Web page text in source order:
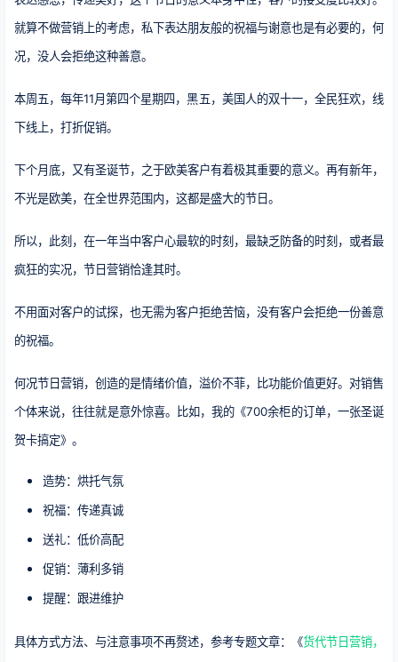
就算不做营销上的考虑，私下表达朋友般的祝福与谢意也是有必要的，何
况，没人会拒绝这种善意。
本周五，每年11月第四个星期四，黑五，美国人的双十一，全民狂欢，线
下线上，打折促销。
下个月底，又有圣诞节，之于欧美客户有着极其重要的意义。再有新年，
不光是欧美，在全世界范围内，这都是盛大的节日。
所以，此刻，在一年当中客户心最软的时刻，最缺乏防备的时刻，或者最
疯狂的实况，节日营销恰逢其时。
不用面对客户的试探，也无需为客户拒绝苦恼，没有客户会拒绝一份善意
的祝福。
何况节日营销，创造的是情绪价值，溢价不菲，比功能价值更好。对销售
个体来说，往往就是意外惊喜。比如，我的《700余柜的订单，一张圣诞
贺卡搞定》。
造势：烘托气氛
祝福：传递真诚
送礼：低价高配
促销：薄利多销
提醒：跟进维护
具体方式方法、与注意事项不再赘述，参考专题文章：《货代节日营销，